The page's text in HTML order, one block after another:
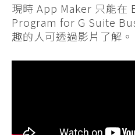
現時 App Maker 只能在
Program for G Suite
趣的人可透過影片了解。